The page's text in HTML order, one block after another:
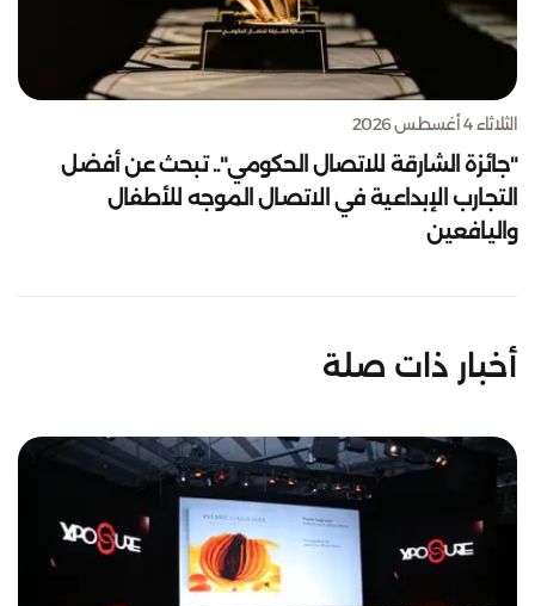
الثلاثاء 4 أغسطس 2026
"جائزة الشارقة للاتصال الحكومي".. تبحث عن أفضل
التجارب الإبداعية في الاتصال الموجه للأطفال
واليافعين
أخبار ذات صلة